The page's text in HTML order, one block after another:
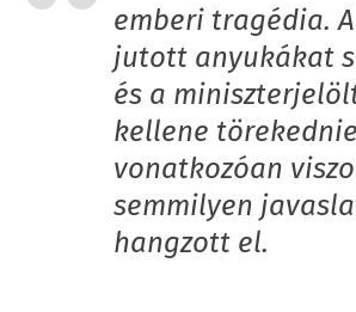
emberi tragédia.
jutott anyukákat
és a
kellene
vonatkozóan
semmilyen
hangzott el.